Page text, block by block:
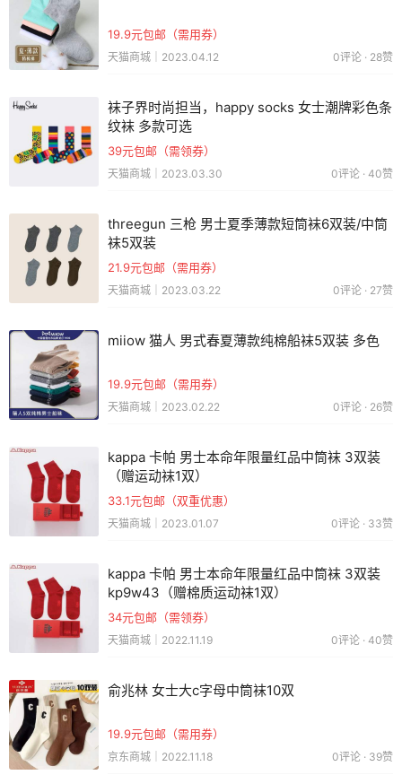
19.9元包邮（需用券）
天猫商城｜2023.04.12 0评论 · 28赞
袜子界时尚担当，happy socks 女士潮牌彩色条
纹袜 多款可选
39元包邮（需领券）
天猫商城｜2023.03.30 0评论 · 40赞
threegun 三枪 男士夏季薄款短筒袜6双装/中筒
袜5双装
21.9元包邮（需用券）
天猫商城｜2023.03.22 0评论 · 27赞
miiow 猫人 男式春夏薄款纯棉船袜5双装 多色
19.9元包邮（需用券）
天猫商城｜2023.02.22 0评论 · 26赞
kappa 卡帕 男士本命年限量红品中筒袜 3双装
（赠运动袜1双）
33.1元包邮（双重优惠）
天猫商城｜2023.01.07 0评论 · 33赞
kappa 卡帕 男士本命年限量红品中筒袜 3双装
kp9w43（赠棉质运动袜1双）
34元包邮（需领券）
天猫商城｜2022.11.19 0评论 · 40赞
俞兆林 女士大c字母中筒袜10双
19.9元包邮（需用券）
京东商城｜2022.11.18 0评论 · 39赞